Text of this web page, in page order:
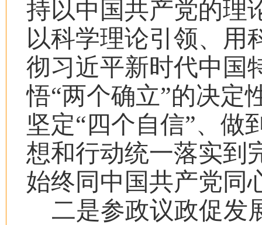
持以中国共产党的理
以科学理论引领、用
彻习近平新时代中国
悟“两个确立”的决定
坚定“四个自信”、做
想和行动统一落实到
始终同中国共产党同
二是参政议政促发